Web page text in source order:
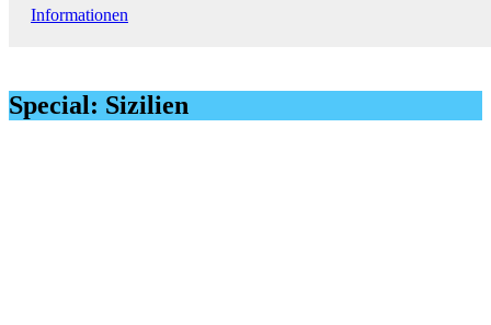
Informationen
Special: Sizilien